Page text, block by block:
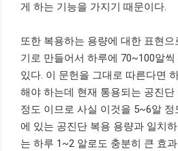
게 하는 기능을 가지기 때문이다.
또한 복용하는 용량에 대한 표현
기로 만들어서 하루에 70~100알
있다. 이 문헌을 그대로 따른다면
해야 하는데 현재 통용되는 공진
정도 이므로 사실 이것을 5~6알
에 있는 공진단 복용 용량과 일치
는 하루 1~2 알로도 충분히 큰 효